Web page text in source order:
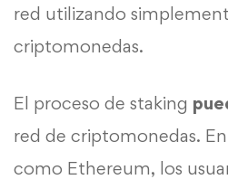
red utilizando
criptomonedas.
El proceso de staking
red de criptomonedas.
como Ethereum, los